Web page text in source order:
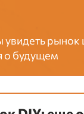
увидеть рынок
о будущем